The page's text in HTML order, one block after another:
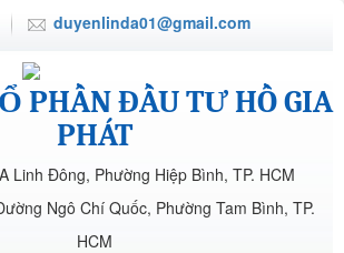
duyenlinda01@gmail.com
PHẦN ĐẦU TƯ HỒ GIA
PHÁT
Linh Đông, Phường Hiệp Bình, TP. HCM
Ngô Chí Quốc, Phường Tam Bình, TP.
HCM